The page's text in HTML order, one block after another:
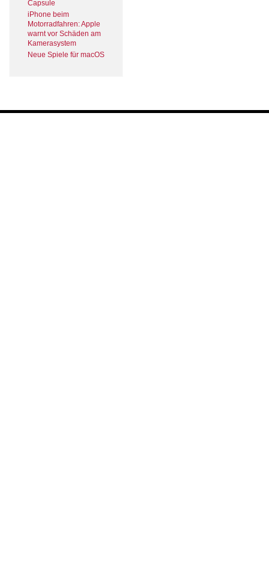
Capsule
iPhone beim
Motorradfahren: Apple
warnt vor Schäden am
Kamerasystem
Neue Spiele für macOS